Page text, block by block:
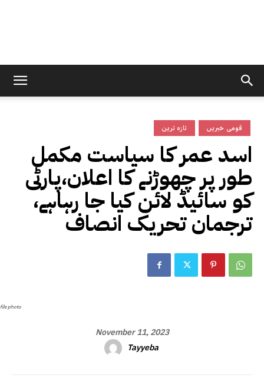
تازہ ترین قومی خبریں
اسد عمر کا سیاست مکمل
طور پر چھوڑنے کا اعلان،پارٹی
کو سائیڈ لائن کیا جا رہاہے،
ترجمان تحریک انصاف
file photo
November 11, 2023
Tayyeba